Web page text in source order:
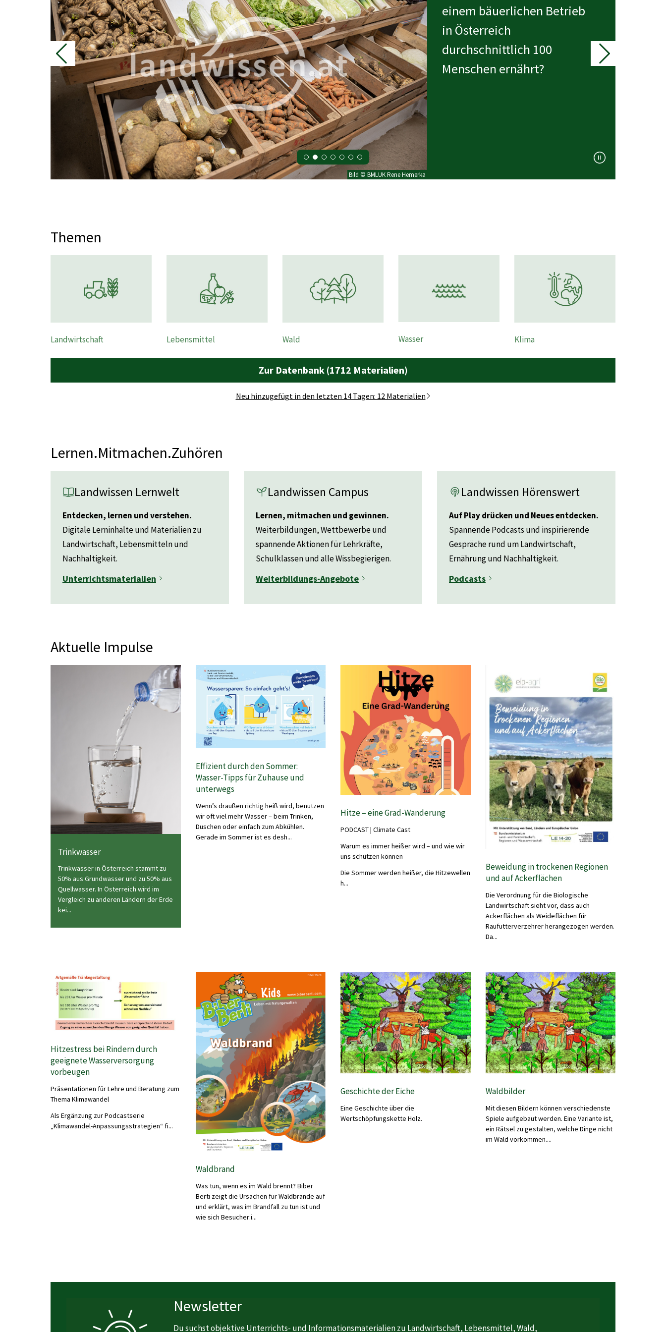
Bild © BMLUK Rene Hemerka
einem bäuerlichen Betrieb
in Österreich
durchschnittlich 100
Menschen ernährt?
Themen
Landwirtschaft Lebensmittel Wald Wasser Klima
Zur Datenbank (1712 Materialien)
Neu hinzugefügt in den letzten 14 Tagen: 12 Materialien
Lernen.Mitmachen.Zuhören
Landwissen Lernwelt
Entdecken, lernen und verstehen.
Digitale Lerninhalte und Materialien zu
Landwirtschaft, Lebensmitteln und
Nachhaltigkeit.
Unterrichtsmaterialien
Landwissen Campus
Lernen, mitmachen und gewinnen.
Weiterbildungen, Wettbewerbe und
spannende Aktionen für Lehrkräfte,
Schulklassen und alle Wissbegierigen.
Weiterbildungs-Angebote
Landwissen Hörenswert
Auf Play drücken und Neues entdecken.
Spannende Podcasts und inspirierende
Gespräche rund um Landwirtschaft,
Ernährung und Nachhaltigkeit.
Podcasts
Aktuelle Impulse
Trinkwasser
Trinkwasser in Österreich stammt zu
50% aus Grundwasser und zu 50% aus
Quellwasser. In Österreich wird im
Vergleich zu anderen Ländern der Erde
kei...
Effizient durch den Sommer:
Wasser-Tipps für Zuhause und
unterwegs
Wenn’s draußen richtig heiß wird, benutzen
wir oft viel mehr Wasser – beim Trinken,
Duschen oder einfach zum Abkühlen.
Gerade im Sommer ist es desh...
Hitze – eine Grad-Wanderung
PODCAST | Climate Cast
Warum es immer heißer wird – und wie wir
uns schützen können
Die Sommer werden heißer, die Hitzewellen
h...
Beweidung in trockenen Regionen
und auf Ackerflächen
Die Verordnung für die Biologische
Landwirtschaft sieht vor, dass auch
Ackerflächen als Weideflächen für
Raufutterverzehrer herangezogen werden.
Da...
Hitzestress bei Rindern durch
geeignete Wasserversorgung
vorbeugen
Präsentationen für Lehre und Beratung zum
Thema Klimawandel
Als Ergänzung zur Podcastserie
„Klimawandel-Anpassungsstrategien“ fi...
Waldbrand
Was tun, wenn es im Wald brennt? Biber
Berti zeigt die Ursachen für Waldbrände auf
und erklärt, was im Brandfall zu tun ist und
wie sich Besucher:i...
Geschichte der Eiche
Eine Geschichte über die
Wertschöpfungskette Holz.
Waldbilder
Mit diesen Bildern können verschiedenste
Spiele aufgebaut werden. Eine Variante ist,
ein Rätsel zu gestalten, welche Dinge nicht
im Wald vorkommen....
Newsletter
Du suchst objektive Unterrichts- und Informationsmaterialien zu Landwirtschaft, Lebensmittel, Wald,